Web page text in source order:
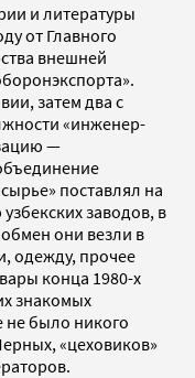
и литературы
от Главного
внешней
затем два с
«инженер-
—
поставлял на
заводов, в
они везли в
одежду, прочее
конца 1980-х
знакомых
не было никого
«цеховиков»